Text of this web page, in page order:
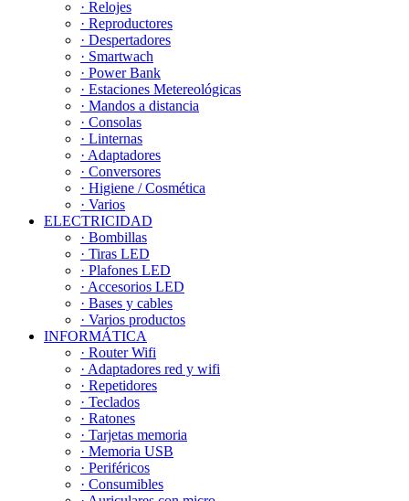
· Relojes
· Reproductores
· Despertadores
· Smartwach
· Power Bank
· Estaciones Metereológicas
· Mandos a distancia
· Consolas
· Linternas
· Adaptadores
· Conversores
· Higiene / Cosmética
· Varios
ELECTRICIDAD
· Bombillas
· Tiras LED
· Plafones LED
· Accesorios LED
· Bases y cables
· Varios productos
INFORMÁTICA
· Router Wifi
· Adaptadores red y wifi
· Repetidores
· Teclados
· Ratones
· Tarjetas memoria
· Memoria USB
· Periféricos
· Consumibles